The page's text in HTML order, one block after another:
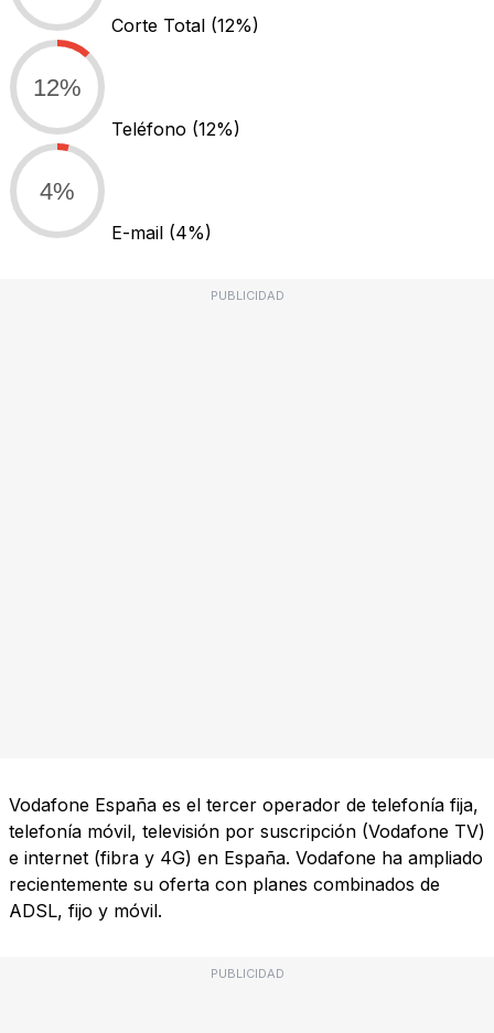
Corte Total (12%)
12%
Teléfono (12%)
4%
E-mail (4%)
PUBLICIDAD
Vodafone España es el tercer operador de telefonía fija,
telefonía móvil, televisión por suscripción (Vodafone TV)
e internet (fibra y 4G) en España. Vodafone ha ampliado
recientemente su oferta con planes combinados de
ADSL, fijo y móvil.
PUBLICIDAD